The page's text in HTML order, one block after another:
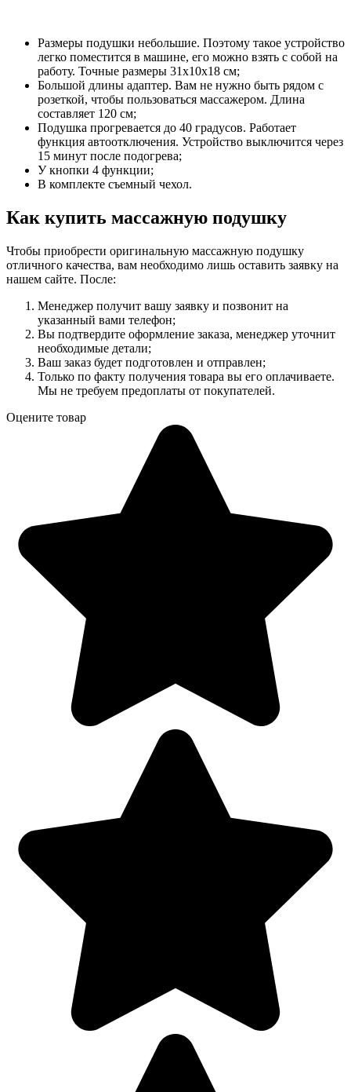
Размеры подушки небольшие. Поэтому такое устройство
легко поместится в машине, его можно взять с собой на
работу. Точные размеры 31х10х18 см;
Большой длины адаптер. Вам не нужно быть рядом с
розеткой, чтобы пользоваться массажером. Длина
составляет 120 см;
Подушка прогревается до 40 градусов. Работает
функция автоотключения. Устройство выключится через
15 минут после подогрева;
У кнопки 4 функции;
В комплекте съемный чехол.
Как купить массажную подушку
Чтобы приобрести оригинальную массажную подушку
отличного качества, вам необходимо лишь оставить заявку на
нашем сайте. После:
Менеджер получит вашу заявку и позвонит на
указанный вами телефон;
Вы подтвердите оформление заказа, менеджер уточнит
необходимые детали;
Ваш заказ будет подготовлен и отправлен;
Только по факту получения товара вы его оплачиваете.
Мы не требуем предоплаты от покупателей.
Оцените товар